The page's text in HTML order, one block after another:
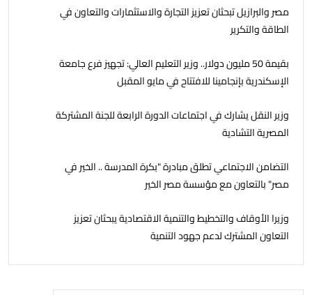
مصر والبرازيل تبحثان تعزيز التجارة والاستثمارات والتعاون في
الطاقة والتكرير
بقيمة 50 مليون دولار.. وزير التعليم العالي: تجهيز فرع جامعة
الإسكندرية بإنجامينا للافتتاح في مايو المقبل
وزير النقل يشارك في اجتماعات الدورة الرابعة للجنة المشتركة
المصرية التشادية
التضامن الاجتماعي تطلق مبادرة "بكرة المدرسة .. الخير في
مصر" بالتعاون مع مؤسسة مصر الخير
وزيرا الأوقاف والتخطيط والتنمية الاقتصادية يبحثان تعزيز
التعاون المشترك لدعم جهود التنمية